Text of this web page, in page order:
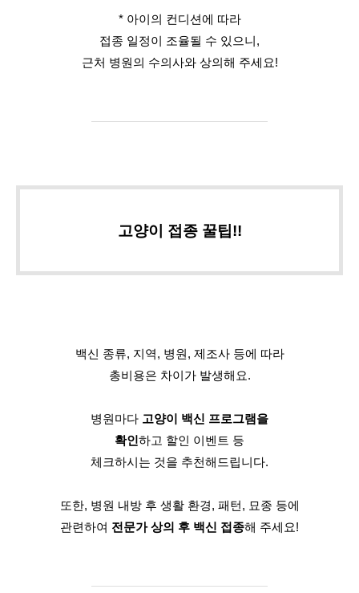
* 아이의 컨디션에 따라
접종 일정이 조율될 수 있으니,
근처 병원의 수의사와 상의해 주세요!
고양이 접종 꿀팁!!
백신 종류, 지역, 병원, 제조사 등에 따라
총비용은 차이가 발생해요.
병원마다 고양이 백신 프로그램을
확인하고 할인 이벤트 등
체크하시는 것을 추천해드립니다.
또한, 병원 내방 후 생활 환경, 패턴, 묘종 등에
관련하여 전문가 상의 후 백신 접종해 주세요!